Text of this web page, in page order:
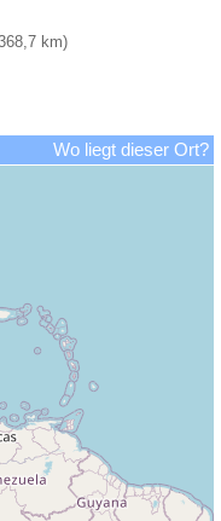
km)
Wo liegt dieser Ort?